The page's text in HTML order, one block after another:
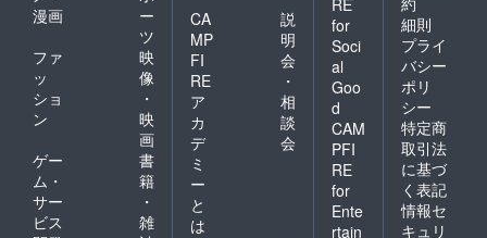
漫画
ー
ツ
ファ
ッ
ショ
ン
映
像
・
映
画
ゲー
ム・
サー
ビス
書
籍
・
雑
CA
MP
FI
RE
ア
カ
デ
ミ
ー
と
は
説
明
会
・
相
談
会
for
Soci
al
Goo
d
CAM
PFI
RE
for
Ente
rtain
細則
プライ
バシー
ポリ
シー
特定商
取引法
に基づ
く表記
情報セ
キュリ